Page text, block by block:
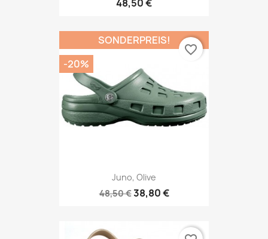
48,50 €
Juno, Olive
48,50 €38,80 €
SONDERPREIS!
-20%
favorite_border